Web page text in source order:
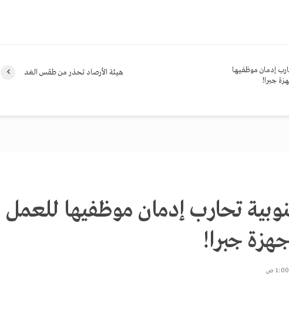
هيئة الأرصاد تحذر من طقس الغد
إدمان موظفيها
جبرا!
تحارب إدمان موظفيها للعمل
جبرا!